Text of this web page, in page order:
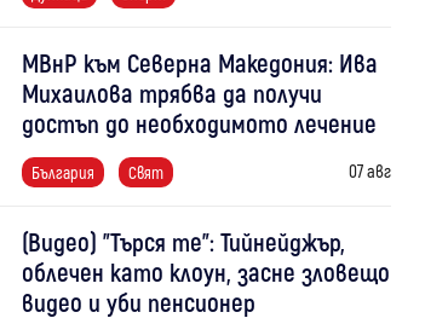
МВнР към Северна Македония: Ива
Михаилова трябва да получи
достъп до необходимото лечение
България Свят 07 авг
(Видео) "Търся те": Тийнейджър,
облечен като клоун, засне зловещо
видео и уби пенсионер